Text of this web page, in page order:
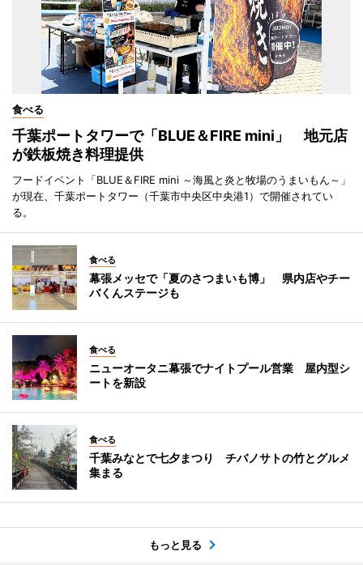
食べる
千葉ポートタワーで「BLUE＆FIRE mini」 地元店
が鉄板焼き料理提供
フードイベント「BLUE＆FIRE mini ～海風と炎と牧場のうまいもん～」
が現在、千葉ポートタワー（千葉市中央区中央港1）で開催されてい
る。
食べる
幕張メッセで「夏のさつまいも博」 県内店やチー
バくんステージも
食べる
ニューオータニ幕張でナイトプール営業 屋内型シ
ートを新設
食べる
千葉みなとで七夕まつり チバノサトの竹とグルメ
集まる
もっと見る